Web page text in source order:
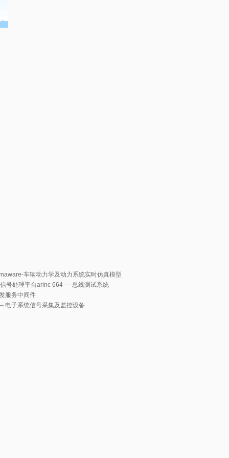
车辆动力学及动力系统实时仿真模型
号处理平台arinc 664 — 总线测试系统
服务中间件
电子系统信号采集及监控设备